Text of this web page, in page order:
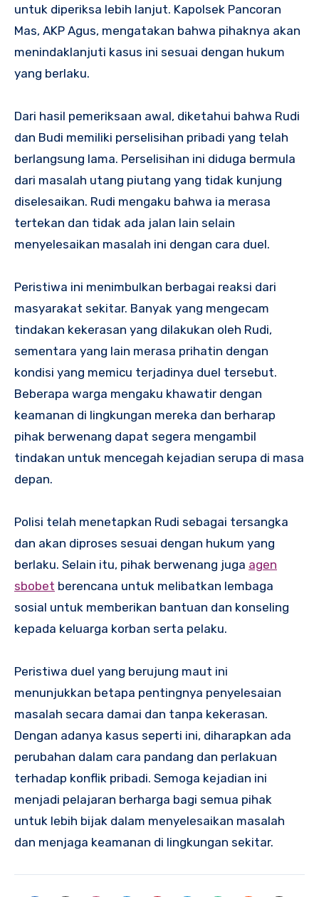
untuk diperiksa lebih lanjut. Kapolsek Pancoran
Mas, AKP Agus, mengatakan bahwa pihaknya akan
menindaklanjuti kasus ini sesuai dengan hukum
yang berlaku.
Dari hasil pemeriksaan awal, diketahui bahwa Rudi
dan Budi memiliki perselisihan pribadi yang telah
berlangsung lama. Perselisihan ini diduga bermula
dari masalah utang piutang yang tidak kunjung
diselesaikan. Rudi mengaku bahwa ia merasa
tertekan dan tidak ada jalan lain selain
menyelesaikan masalah ini dengan cara duel.
Peristiwa ini menimbulkan berbagai reaksi dari
masyarakat sekitar. Banyak yang mengecam
tindakan kekerasan yang dilakukan oleh Rudi,
sementara yang lain merasa prihatin dengan
kondisi yang memicu terjadinya duel tersebut.
Beberapa warga mengaku khawatir dengan
keamanan di lingkungan mereka dan berharap
pihak berwenang dapat segera mengambil
tindakan untuk mencegah kejadian serupa di masa
depan.
Polisi telah menetapkan Rudi sebagai tersangka
dan akan diproses sesuai dengan hukum yang
berlaku. Selain itu, pihak berwenang juga agen
sbobet berencana untuk melibatkan lembaga
sosial untuk memberikan bantuan dan konseling
kepada keluarga korban serta pelaku.
Peristiwa duel yang berujung maut ini
menunjukkan betapa pentingnya penyelesaian
masalah secara damai dan tanpa kekerasan.
Dengan adanya kasus seperti ini, diharapkan ada
perubahan dalam cara pandang dan perlakuan
terhadap konflik pribadi. Semoga kejadian ini
menjadi pelajaran berharga bagi semua pihak
untuk lebih bijak dalam menyelesaikan masalah
dan menjaga keamanan di lingkungan sekitar.